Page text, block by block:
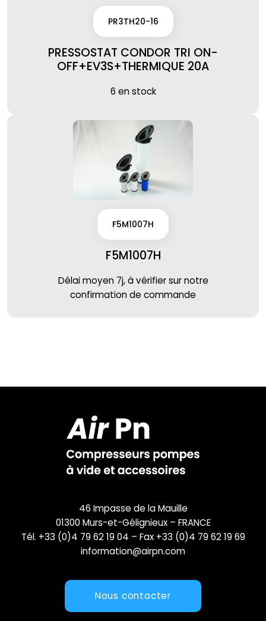
PR3TH20-16
PRESSOSTAT CONDOR TRI ON-
OFF+EV3S+THERMIQUE 20A
6 en stock
F5M1007H
F5M1007H
Délai moyen 7j, à vérifier sur notre
confirmation de commande
46 Impasse de la Mauille
01300 Murs-et-Gélignieux – FRANCE
Tél. +33 (0)4 79 62 19 04 – Fax +33 (0)4 79 62 19 69
information@airpn.com
Nous contacter